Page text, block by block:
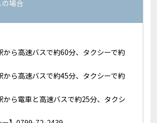
の場合
から高速バスで約60分、タクシーで約
から高速バスで約45分、タクシーで約
から電車と高速バスで約25分、タクシ